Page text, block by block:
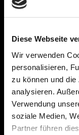
Diese Webseite
Wir verwenden
personalisieren,
zu können und
analysieren.
Verwendung
soziale Medien,
Partner führen